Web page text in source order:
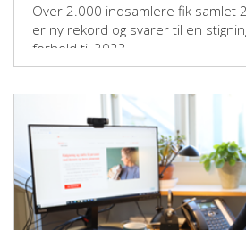
Over 2.000 indsamlere fik samlet
er ny rekord og svarer til en
forhold til 2023.